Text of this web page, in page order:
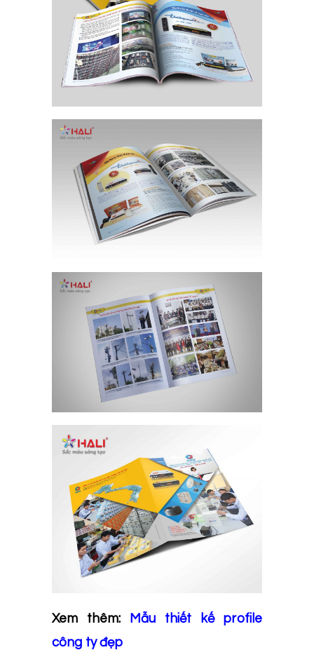
Xem thêm:
Mẫu thiết kế profile
công ty đẹp